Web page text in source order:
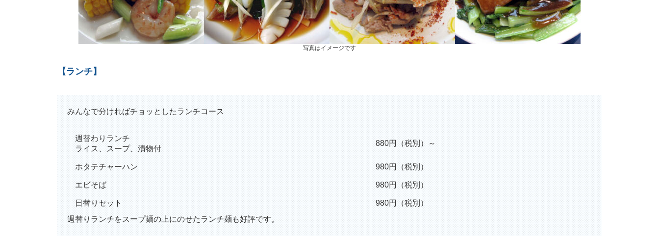
写真はイメージです
【ランチ】
みんなで分ければチョッとしたランチコース
週替わりランチ
ライス、スープ、漬物付
880円（税別）～
ホタテチャーハン 980円（税別）
エビそば 980円（税別）
日替りセット
980円（税別）
週替りランチをスープ麺の上にのせたランチ麺も好評です。